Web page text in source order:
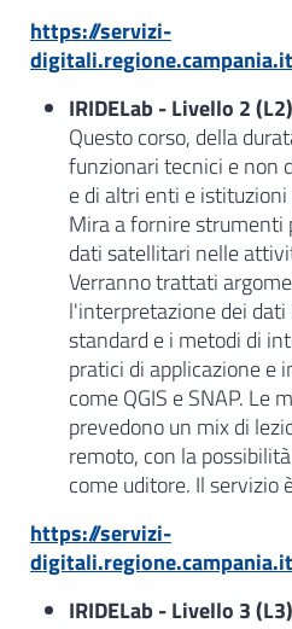
https://servizi-
IRIDELab - Livello 2
Questo corso, della
funzionari tecnici e non
e di altri enti e
Mira a fornire strumenti
dati satellitari nelle
Verranno trattati
l'interpretazione dei
standard e i metodi di
pratici di applicazione e
come QGIS e SNAP. Le
prevedono un mix di
remoto, con la
come uditore. Il servizio
https://servizi-
IRIDELab - Livello 3